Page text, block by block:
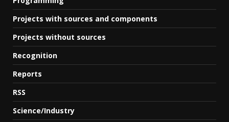
Projects with sources and components
Projects without sources
Recognition
Reports
RSS
Science/Industry